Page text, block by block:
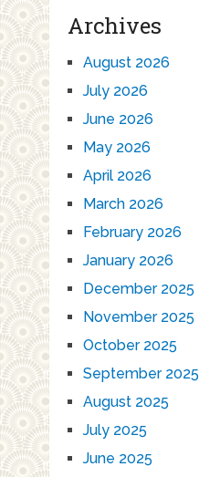
Archives
August 2026
July 2026
June 2026
May 2026
April 2026
March 2026
February 2026
January 2026
December 2025
November 2025
October 2025
September 2025
August 2025
July 2025
June 2025